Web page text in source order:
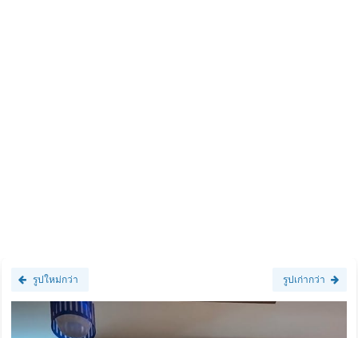
รูปใหม่กว่า รูปเก่ากว่า